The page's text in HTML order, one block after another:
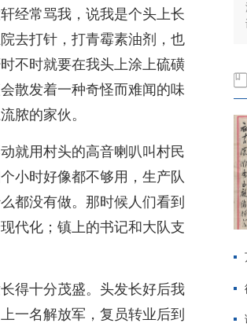
经常骂我，说我是个头上长
去打针，打青霉素油剂，也
不时就要在我头上涂上硫磺
散发着一种奇怪而难闻的味
脓的家伙。
就用村头的高音喇叭叫村民
小时好像都不够用，生产队
都没有做。那时候人们看到
代化；镇上的书记和大队支
得十分茂盛。头发长好后我
一名解放军，复员转业后到